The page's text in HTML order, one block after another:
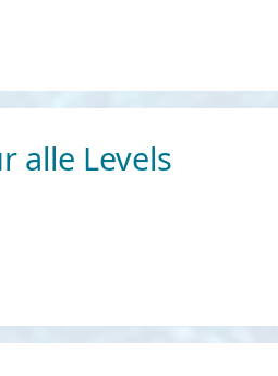
alle Levels